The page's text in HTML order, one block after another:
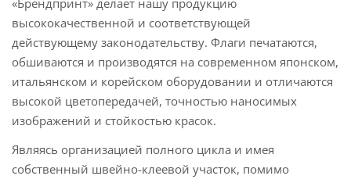
«Брендпринт» делает нашу продукцию
высококачественной и соответствующей
действующему законодательству. Флаги печатаются,
обшиваются и производятся на современном японском,
итальянском и корейском оборудовании и отличаются
высокой цветопередачей, точностью наносимых
изображений и стойкостью красок.
Являясь организацией полного цикла и имея
собственный швейно-клеевой участок, помимо